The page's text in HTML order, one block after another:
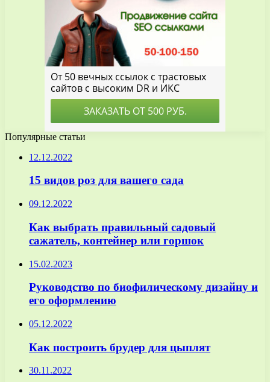
Популярные статьи
12.12.2022
15 видов роз для вашего сада
09.12.2022
Как выбрать правильный садовый
сажатель, контейнер или горшок
15.02.2023
Руководство по биофилическому дизайну и
его оформлению
05.12.2022
Как построить брудер для цыплят
30.11.2022